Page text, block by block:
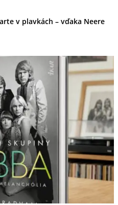
v plavkách – vďaka Neere